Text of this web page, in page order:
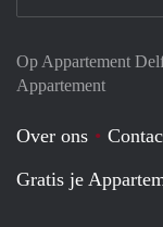
Op Appartement
Appartement
Over ons
Gratis je